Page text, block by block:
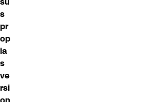
s
pr
op
ia
s
ve
rsi